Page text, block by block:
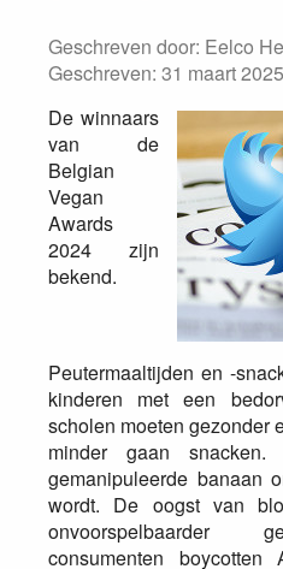
Geschreven door: Eelco
Geschreven: 31 maart 2025
De winnaars
van de
Belgian
Vegan
Awards
2024 zijn
bekend.
Peutermaaltijden en -
kinderen met een
scholen moeten gezonder
minder gaan
gemanipuleerde banaan
wordt. De oogst van
onvoorspelbaarder
consumenten boycotten